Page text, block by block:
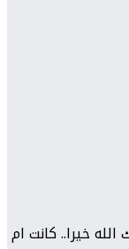
خيرا.. كانت ام